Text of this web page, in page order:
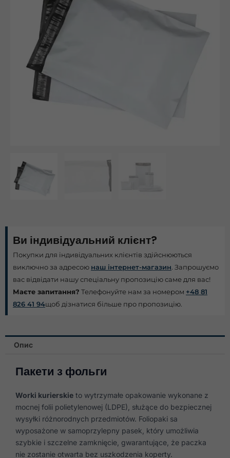
Ви індивідуальний клієнт?
Покупки для індивідуальних клієнтів здійснюються
виключно за адресою наш інтернет-магазин. Запрошуємо
вас відвідати нашу спеціальну пропозицію саме для вас!
Маєте запитання? Телефонуйте нам за номером +48 81
826 41 94щоб дізнатися більше про пропозицію.
Опис
Пакети з фольги
Worki kurierskie to wytrzymałe opakowanie wykonane z
mocnej folii polietylenowej (LDPE), służące do bezpiecznej
wysyłki różnorodnych przedmiotów. Foliopaki sa
wyposażone w samoprzylepny pasek, który umożliwia
szybkie i szczelne zamknięcie, gwarantujące, że paczka
nie zostanie otwarta bez uszkodzenia koperty.